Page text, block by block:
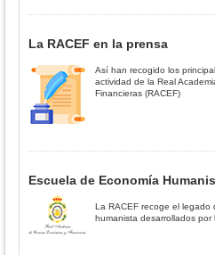
La RACEF en la prensa
Así han recogido los
actividad de la Real
Financieras (RACEF)
Escuela de Economía
La RACEF recoge el
humanista desarrollados